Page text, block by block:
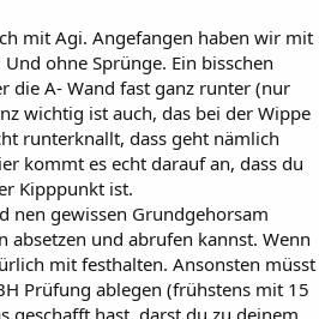
mit Agi. Angefangen haben wir mit
ohne Sprünge. Ein bisschen
die A- Wand fast ganz runter (nur
wichtig ist auch, das bei der Wippe
runterknallt, dass geht nämlich
kommt es echt darauf an, dass du
Kipppunkt ist.
nen gewissen Grundgehorsam
absetzen und abrufen kannst. Wenn
mit festhalten. Ansonsten müsst
Prüfung ablegen (frühstens mit 15
geschafft hast, darst du zu deinem